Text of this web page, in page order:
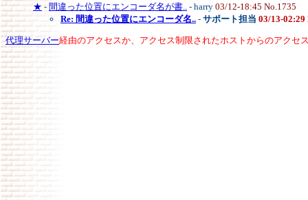
★ - 間違った位置にエンコーダ名が書.. - harry 03/12-18:45 No.1735
Re: 間違った位置にエンコーダ名.. - サポート担当 03/13-02:29
代理サーバー経由のアクセスか、アクセス制限されたホストからのアクセ